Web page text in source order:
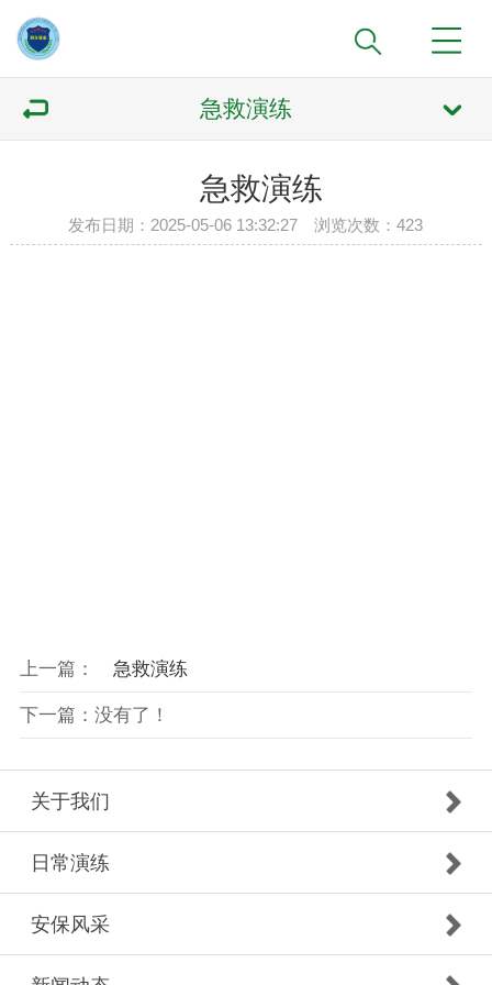
急救演练
急救演练
发布日期：2025-05-06 13:32:27 浏览次数：423
上一篇： 急救演练
下一篇：没有了！
关于我们
日常演练
安保风采